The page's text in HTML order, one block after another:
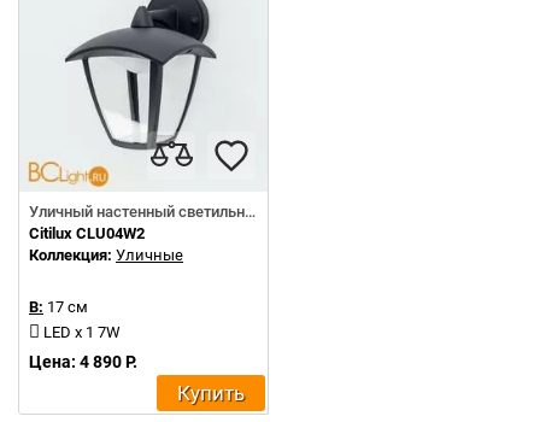
Уличный настенный светильник
Citilux CLU04W2
Коллекция: Уличные
В: 17 см
LED x 1 7W
Цена: 4 890 Р.
Купить